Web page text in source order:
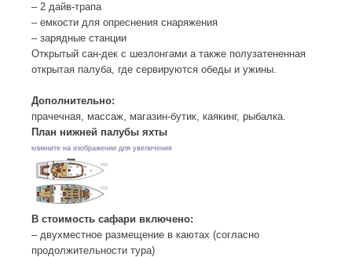
– 2 дайв-трапа
– емкости для опреснения снаряжения
– зарядные станции
Открытый сан-дек с шезлонгами а также полузатененная
открытая палуба, где сервируются обеды и ужины.
Дополнительно:
прачечная, массаж, магазин-бутик, каякинг, рыбалка.
План нижней палубы яхты
кликните на изображении для увеличения
В стоимость сафари включено:
– двухместное размещение в каютах (согласно
продолжительности тура)